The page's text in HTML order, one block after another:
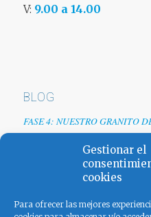
Gestionar el
cookies
Para ofrecer las mejores
V: 9.00 a 14.00
BLOG
FASE 4: NUESTRO GRANITO
EMPRESAS TRAS LA CRISIS
Renovamos web